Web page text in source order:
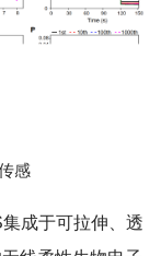
感
成于可拉伸、透